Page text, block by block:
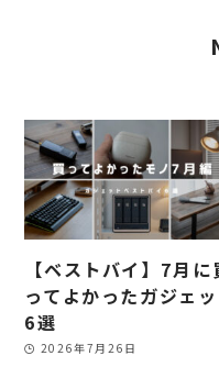
【ベストバイ】7月に
ってよかったガジェ
6選
2026年7月26日